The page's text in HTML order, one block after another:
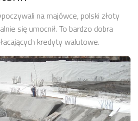
na majówce, polski złoty
się umocnił. To bardzo dobra
kredyty walutowe.